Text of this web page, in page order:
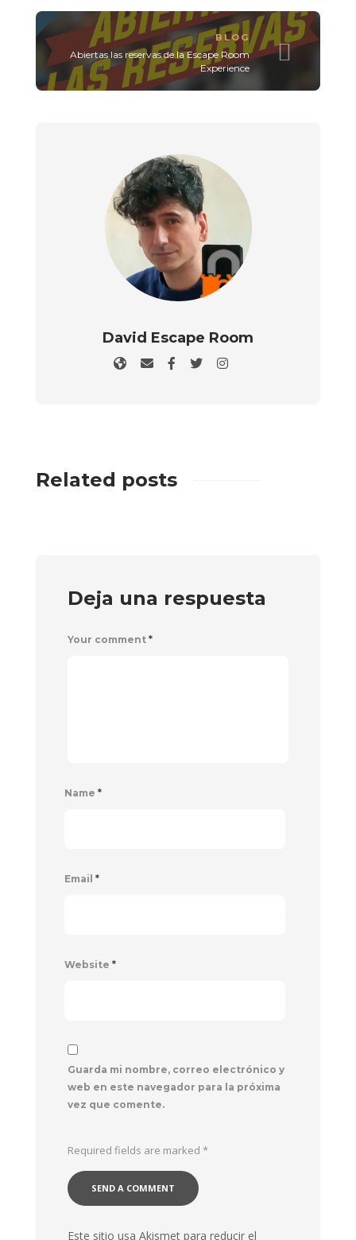
BLOG
Abiertas las reservas de la Escape Room
Experience
David Escape Room
Related posts
Deja una respuesta
Your comment *
Name *
Email *
Website *
Guarda mi nombre, correo electrónico y
web en este navegador para la próxima
vez que comente.
Required fields are marked *
Este sitio usa Akismet para reducir el